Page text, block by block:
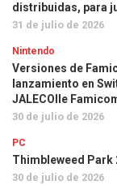
distribuidas, para
31 de julio de 2026
Nintendo
Versiones de
lanzamiento en
JALECOlle
30 de julio de 2026
PC
Thimbleweed Park
30 de julio de 2026